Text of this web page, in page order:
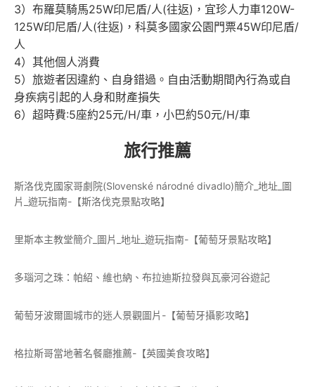
3）布羅莫騎馬25W印尼盾/人(往返)，宜珍人力車120W-
125W印尼盾/人(往返)，科莫多國家公園門票45W印尼盾/
人
4）其他個人消費
5）旅遊者因違約、自身錯過。自由活動期間內行為或自
身疾病引起的人身和財產損失
6）超時費:5座約25元/H/車，小巴約50元/H/車
旅行推薦
斯洛伐克國家哥劇院(Slovenské národné divadlo)簡介_地址_圖
片_遊玩指南-【斯洛伐克景點攻略】
里斯本主教堂簡介_圖片_地址_遊玩指南-【葡萄牙景點攻略】
多瑙河之珠：帕紹、維也納、布拉迪斯拉發與瓦豪河谷遊記
葡萄牙波爾圖城市的迷人景觀圖片-【葡萄牙攝影攻略】
格拉斯哥當地著名餐廳推薦-【英國美食攻略】